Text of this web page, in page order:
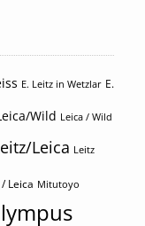
E. Leitz in Wetzlar E.
Wild Leica / Wild
Leica Leitz
Leica Mitutoyo